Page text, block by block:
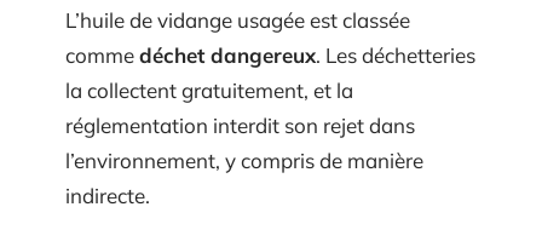
L’huile de vidange usagée est classée
commedéchet dangereux. Les déchetteries
la collectent gratuitement, et la
réglementation interdit son rejet dans
l’environnement, y compris de manière
indirecte.